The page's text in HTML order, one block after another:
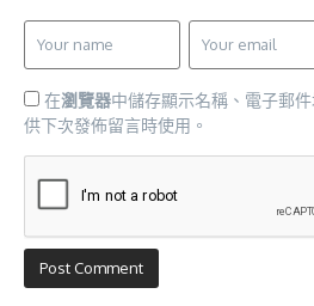
在瀏覽器中儲存顯示名稱、電子郵
供下次發佈留言時使用。